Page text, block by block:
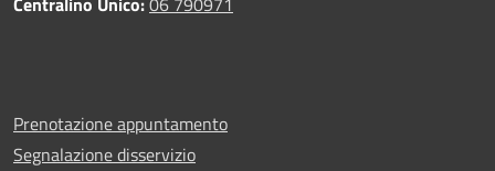
Prenotazione appuntamento
Segnalazione disservizio